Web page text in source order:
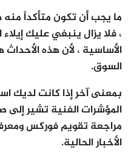
ما يجب أن تكون متأكداً
، فلا يزال ينبغي عليك
الأساسية ، لأن هذه
السوق.
بمعنى آخر إذا كانت لديك
المؤشرات الفنية تشير
مراجعة تقويم فوركس
الأخبار الحالية.